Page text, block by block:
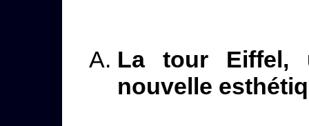
La tour Eiffel,
nouvelle